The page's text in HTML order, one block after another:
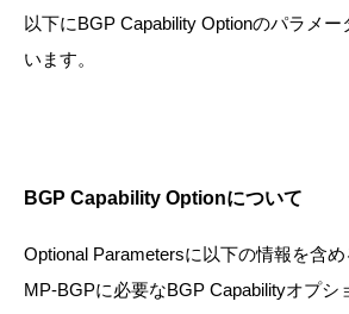
以下にBGP Capability Optionのパラメ
います。
BGP Capability Optionについて
Optional Parametersに以下の情報を含め
MP-BGPに必要なBGP Capabilityオプシ